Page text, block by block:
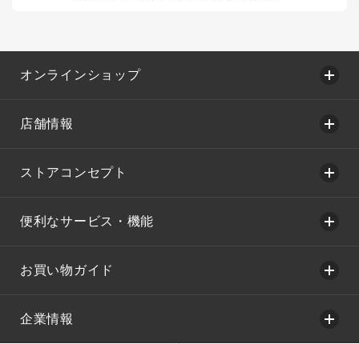
オンラインショップ
店舗情報
ストアコンセプト
便利なサービス・機能
お買い物ガイド
企業情報